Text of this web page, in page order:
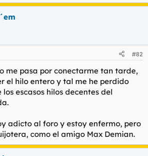
#82
me pasa por conectarme tan tarde,
el hilo entero y tal me he perdido
escasos hilos decentes del
adicto al foro y estoy enfermo, pero
como el amigo Max Demian.